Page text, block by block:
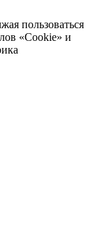
пользоваться
«Cookie» и